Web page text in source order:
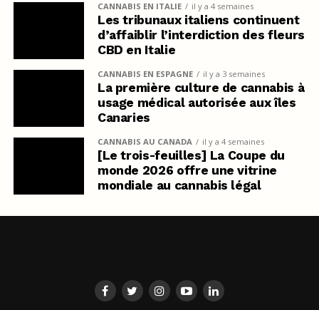
CANNABIS EN ITALIE il y a 4 semaines
Les tribunaux italiens continuent
d’affaiblir l’interdiction des fleurs
CBD en Italie
CANNABIS EN ESPAGNE il y a 3 semaines
La première culture de cannabis à
usage médical autorisée aux îles
Canaries
CANNABIS AU CANADA il y a 4 semaines
[Le trois-feuilles] La Coupe du
monde 2026 offre une vitrine
mondiale au cannabis légal